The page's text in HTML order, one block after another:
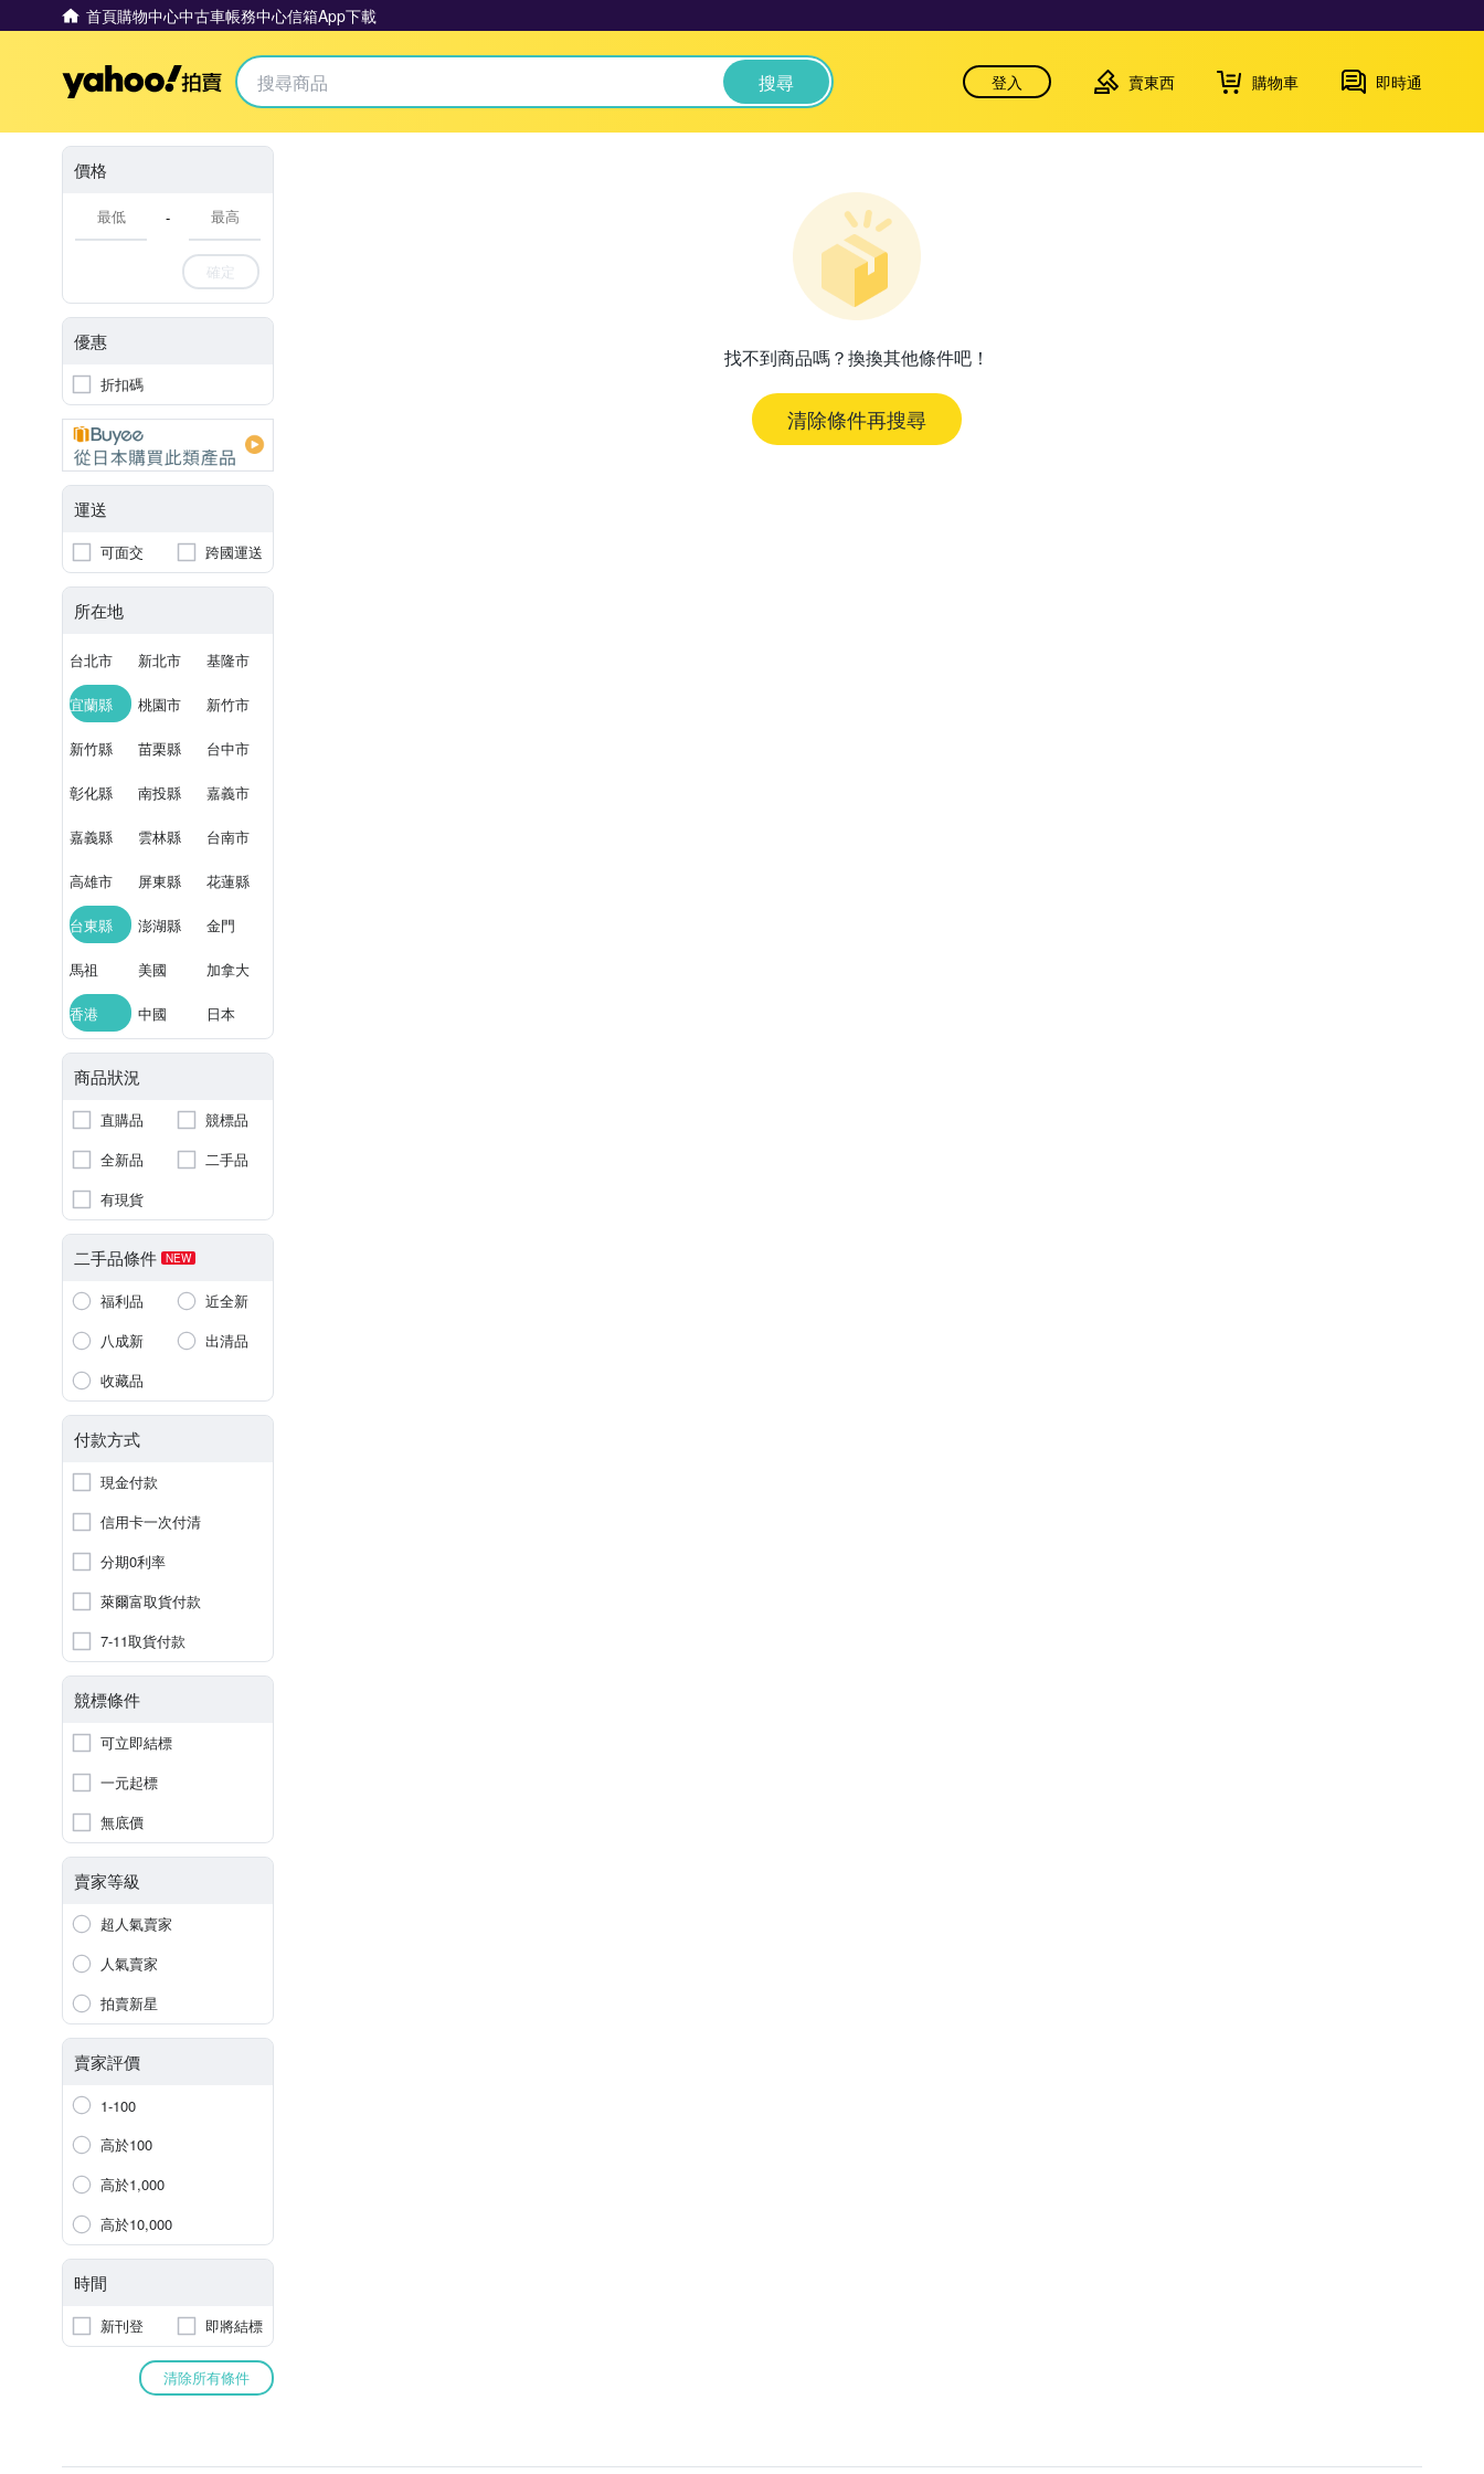
首頁購物中心中古車帳務中心信箱App下載
Yahoo拍賣 搜尋 登入 賣東西 購物車 即時通
價格
-
確定
優惠
折扣碼
運送
可面交 跨國運送
所在地
台北市 新北市 基隆市
宜蘭縣 桃園市 新竹市
新竹縣 苗栗縣 台中市
彰化縣 南投縣 嘉義市
嘉義縣 雲林縣 台南市
高雄市 屏東縣 花蓮縣
台東縣 澎湖縣 金門
馬祖 美國 加拿大
香港 中國 日本
商品狀況
直購品
競標品
全新品
二手品
有現貨
二手品條件 NEW
福利品
近全新
八成新
出清品
收藏品
付款方式
現金付款
信用卡一次付清
分期0利率
萊爾富取貨付款
7-11取貨付款
競標條件
可立即結標
一元起標
無底價
賣家等級
超人氣賣家
人氣賣家
拍賣新星
賣家評價
1-100
高於100
高於1,000
高於10,000
時間
新刊登 即將結標
清除所有條件
找不到商品嗎？換換其他條件吧！
清除條件再搜尋